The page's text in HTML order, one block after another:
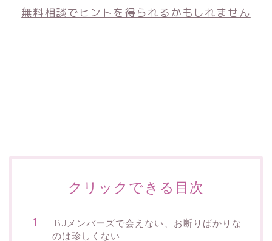
無料相談でヒントを得られるかもしれません
クリックできる目次
IBJメンバーズで会えない、お断りばかりな
のは珍しくない